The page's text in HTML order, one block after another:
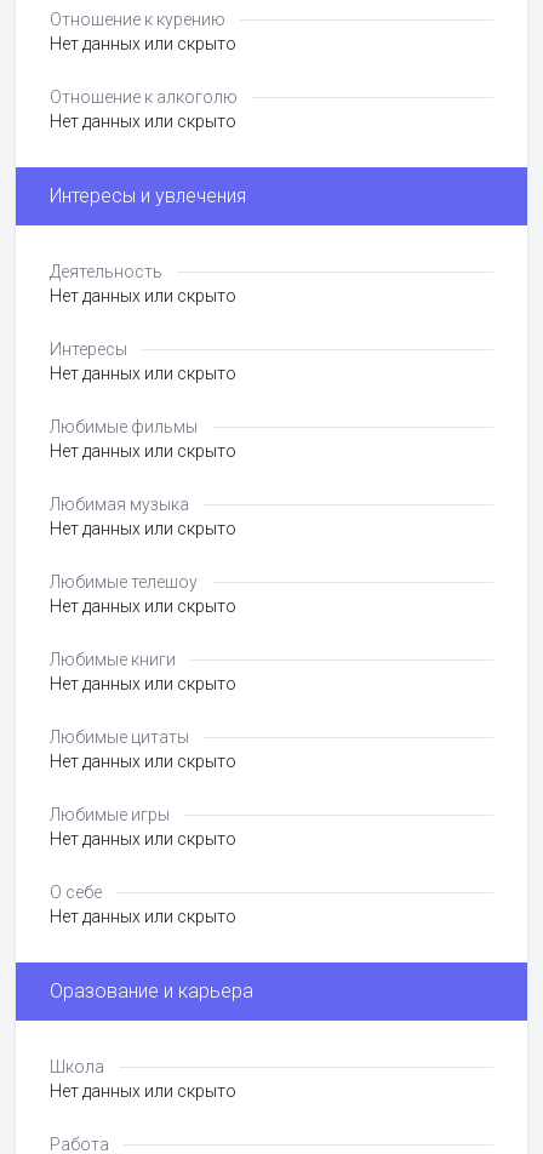
Отношение к курению
Нет данных или скрыто
Отношение к алкоголю
Нет данных или скрыто
Интересы и увлечения
Деятельность
Нет данных или скрыто
Интересы
Нет данных или скрыто
Любимые фильмы
Нет данных или скрыто
Любимая музыка
Нет данных или скрыто
Любимые телешоу
Нет данных или скрыто
Любимые книги
Нет данных или скрыто
Любимые цитаты
Нет данных или скрыто
Любимые игры
Нет данных или скрыто
О себе
Нет данных или скрыто
Оразование и карьера
Школа
Нет данных или скрыто
Работа